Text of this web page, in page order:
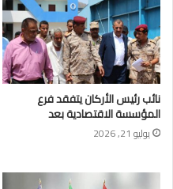
نائب رئيس الأركان يتفقد فرع
المؤسسة الاقتصادية بعد
يوليو 21, 2026